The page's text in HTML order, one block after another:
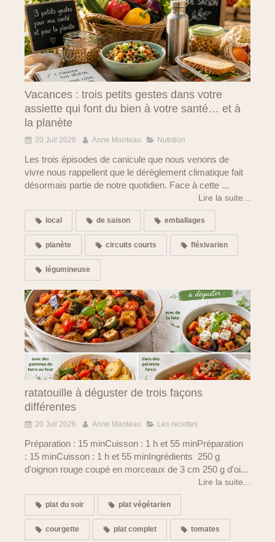
Vacances : trois petits gestes dans votre
assiette qui font du bien à votre santé… et à
la planète
20 Juil 2026 Anne Manteau Nutrition
Les trois épisodes de canicule que nous venons de
vivre nous rappellent que le dérèglement climatique fait
désormais partie de notre quotidien. Face à cette ...
Lire la suite...
local de saison emballages
planète circuits courts fléxivarien
légumineuse
ratatouille à déguster de trois façons
différentes
20 Juil 2026 Anne Manteau Les recettes
Préparation : 15 minCuisson : 1 h et 55 minPréparation
: 15 minCuisson : 1 h et 55 minIngrédients 250 g
d'oignon rouge coupé en morceaux de 3 cm 250 g d'oi...
Lire la suite...
plat du soir plat végétarien
courgette plat complet tomates